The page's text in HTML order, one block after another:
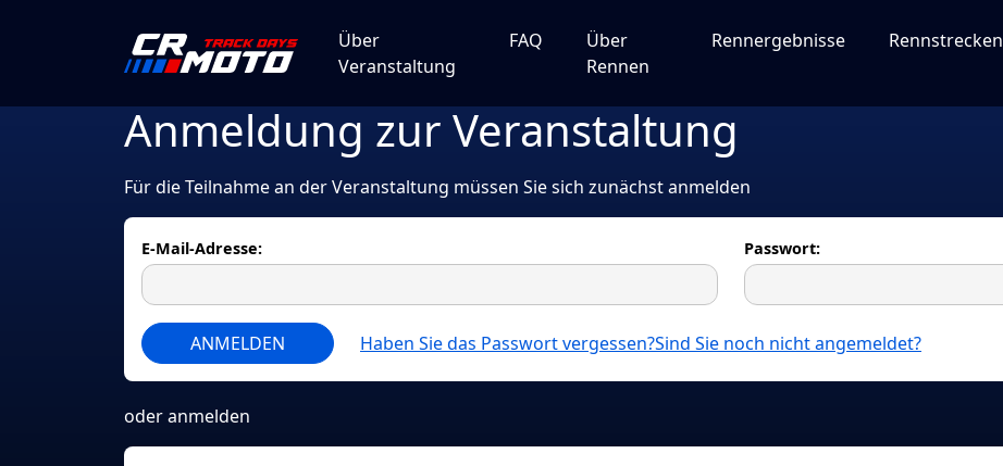
Über
Veranstaltung
FAQ
Über
Rennen
Rennergebnisse Rennstrecken
Anmeldung zur Veranstaltung
Für die Teilnahme an der Veranstaltung müssen Sie sich zunächst anmelden
E-Mail-Adresse: Passwort:
ANMELDEN Haben Sie das Passwort vergessen?Sind Sie noch nicht angemeldet?
oder anmelden